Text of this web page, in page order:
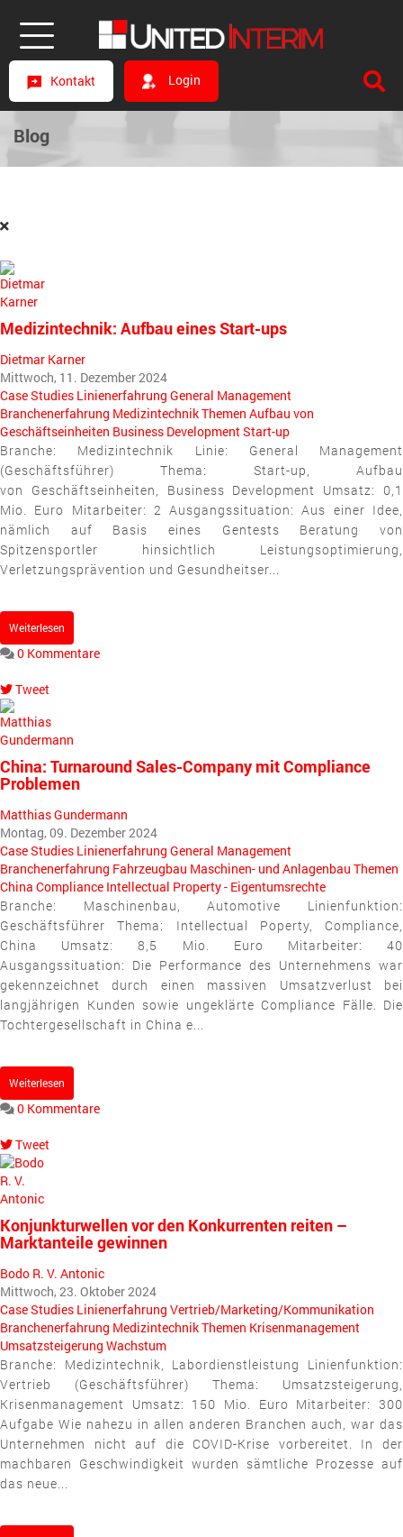
Kontakt Login
Blog
Medizintechnik: Aufbau eines Start-ups
Dietmar Karner
Mittwoch, 11. Dezember 2024
Case Studies Linienerfahrung General Management
Branchenerfahrung MedizintechnikThemen Aufbau von
Geschäftseinheiten Business DevelopmentStart-up
Branche: Medizintechnik Linie: General Management
(Geschäftsführer) Thema: Start-up, Aufbau
von Geschäftseinheiten, Business Development Umsatz: 0,1
Mio. Euro Mitarbeiter: 2 Ausgangssituation: Aus einer Idee,
nämlich auf Basis eines Gentests Beratung von
Spitzensportler hinsichtlich Leistungsoptimierung,
Verletzungsprävention und Gesundheitser...
Weiterlesen
0 Kommentare
Tweet
pinterest
China: Turnaround Sales-Company mit Compliance
Problemen
Matthias Gundermann
Montag, 09. Dezember 2024
Case Studies Linienerfahrung General Management
Branchenerfahrung Fahrzeugbau Maschinen- und Anlagenbau Themen
China Compliance Intellectual Property - Eigentumsrechte
Branche: Maschinenbau, Automotive Linienfunktion:
Geschäftsführer Thema: Intellectual Poperty, Compliance,
China Umsatz: 8,5 Mio. Euro Mitarbeiter: 40
Ausgangssituation: Die Performance des Unternehmens war
gekennzeichnet durch einen massiven Umsatzverlust bei
langjährigen Kunden sowie ungeklärte Compliance Fälle. Die
Tochtergesellschaft in China e...
Weiterlesen
0 Kommentare
Tweet
pinterest
Konjunkturwellen vor den Konkurrenten reiten –
Marktanteile gewinnen
Bodo R. V. Antonic
Mittwoch, 23. Oktober 2024
Case Studies Linienerfahrung Vertrieb/Marketing/Kommunikation
Branchenerfahrung MedizintechnikThemen Krisenmanagement
Umsatzsteigerung Wachstum
Branche: Medizintechnik, Labordienstleistung Linienfunktion:
Vertrieb (Geschäftsführer) Thema: Umsatzsteigerung,
Krisenmanagement Umsatz: 150 Mio. Euro Mitarbeiter: 300
Aufgabe Wie nahezu in allen anderen Branchen auch, war das
Unternehmen nicht auf die COVID-Krise vorbereitet. In der
machbaren Geschwindigkeit wurden sämtliche Prozesse auf
das neue...